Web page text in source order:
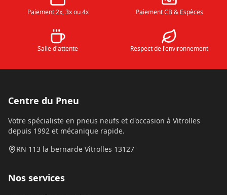
Paiement 2x, 3x ou 4x Paiement CB & Espèces
Salle d'attente Respect de l'environnement
Centre du Pneu
Votre spécialiste en pneus neufs et d'occasion à Vitrolles
depuis 1992 et mécanique rapide.
RN 113 la bernarde Vitrolles 13127
Nos services